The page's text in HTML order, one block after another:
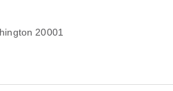
20001